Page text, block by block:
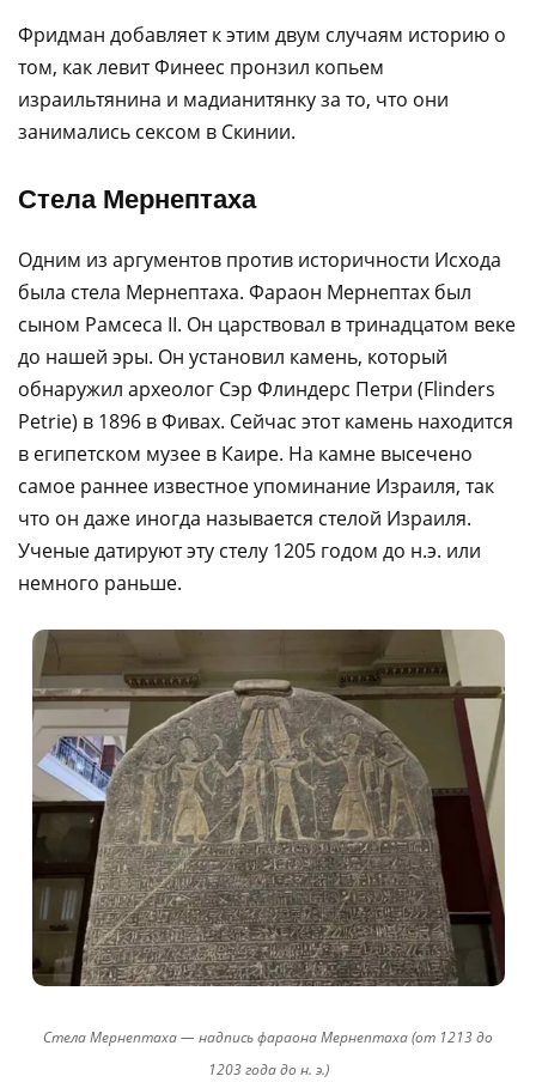
Фридман добавляет к этим двум случаям историю о
том, как левит Финеес пронзил копьем
израильтянина и мадианитянку за то, что они
занимались сексом в Скинии.
Стела Мернептаха
Одним из аргументов против историчности Исхода
была стела Мернептаха. Фараон Мернептах был
сыном Рамсеса II. Он царствовал в тринадцатом веке
до нашей эры. Он установил камень, который
обнаружил археолог Сэр Флиндерс Петри (Flinders
Petrie) в 1896 в Фивах. Сейчас этот камень находится
в египетском музее в Каире. На камне высечено
самое раннее известное упоминание Израиля, так
что он даже иногда называется стелой Израиля.
Ученые датируют эту стелу 1205 годом до н.э. или
немного раньше.
Стела Мернептаха — надпись фараона Мернептаха (от 1213 до
1203 года до н. э.)